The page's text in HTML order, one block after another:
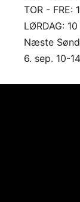
TOR - FRE:
LØRDAG:
Næste
6. sep. 10-14